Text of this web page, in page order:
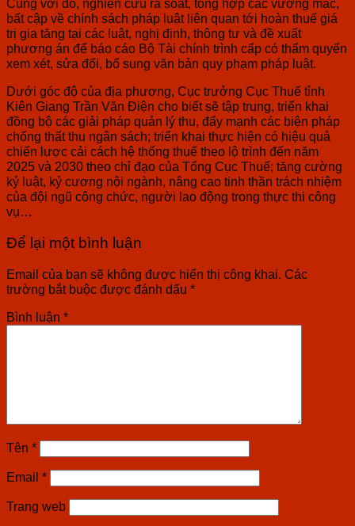
bất cập về chính sách pháp luật liên quan tới hoàn thuế giá
trị gia tăng tại các luật, nghị định, thông tư và đề xuất
phương án để báo cáo Bộ Tài chính trình cấp có thẩm quyển
xem xét, sửa đổi, bổ sung văn bản quy phạm pháp luật.
Dưới góc độ của địa phương, Cục trưởng Cục Thuế tỉnh
Kiên Giang Trần Văn Điện cho biết sẽ tập trung, triển khai
đồng bộ các giải pháp quản lý thu, đẩy mạnh các biện pháp
chống thất thu ngân sách; triển khai thực hiện có hiệu quả
chiến lược cải cách hệ thống thuế theo lộ trình đến năm
2025 và 2030 theo chỉ đạo của Tổng Cục Thuế; tăng cường
kỷ luật, kỷ cương nội ngành, nâng cao tinh thần trách nhiệm
của đội ngũ công chức, người lao động trong thực thi công
vụ…
Để lại một bình luận
Email của bạn sẽ không được hiển thị công khai. Các
trường bắt buộc được đánh dấu *
Bình luận *
Tên *
Email *
Trang web